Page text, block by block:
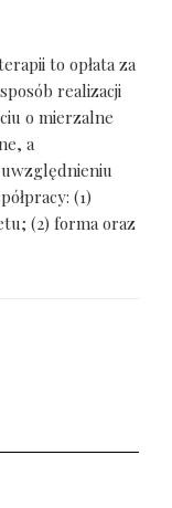
to opłata za
realizacji
o mierzalne
a
(1)
(2) forma oraz